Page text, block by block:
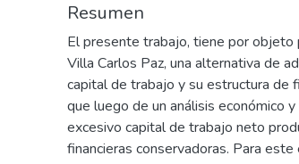
Resumen
El presente trabajo, tiene por objeto
Villa Carlos Paz, una alternativa de
capital de trabajo y su estructura de
que luego de un análisis económico
excesivo capital de trabajo neto
financieras conservadoras. Para